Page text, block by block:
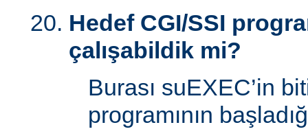
Hedef CGI/SSI
çalışabildik mi?
Burası suEXEC’in
programının